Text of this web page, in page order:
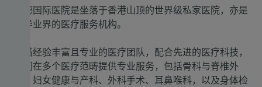
明德国际医院是坐落于香港山顶的世界级私家医院，亦是
领导业界的医疗服务机构。
凭借经验丰富且专业的医疗团队，配合先进的医疗科技，
我们在多个医疗范畴提供专业服务，包括骨科与脊椎外
科、妇女健康与产科、外科手术、耳鼻喉科，以及身体检